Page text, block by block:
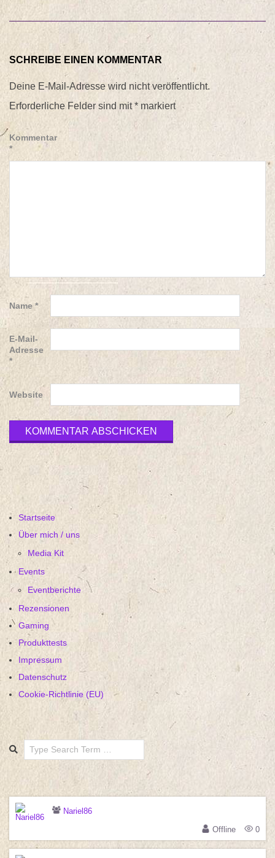
SCHREIBE EINEN KOMMENTAR
Deine E-Mail-Adresse wird nicht veröffentlicht.
Erforderliche Felder sind mit* markiert
Kommentar
*
Name *
E-Mail-
Adresse
*
Website
Startseite
Über mich / uns
Media Kit
Events
Eventberichte
Rezensionen
Gaming
Produkttests
Impressum
Datenschutz
Cookie-Richtlinie (EU)
Search
Nariel86
Offline
0